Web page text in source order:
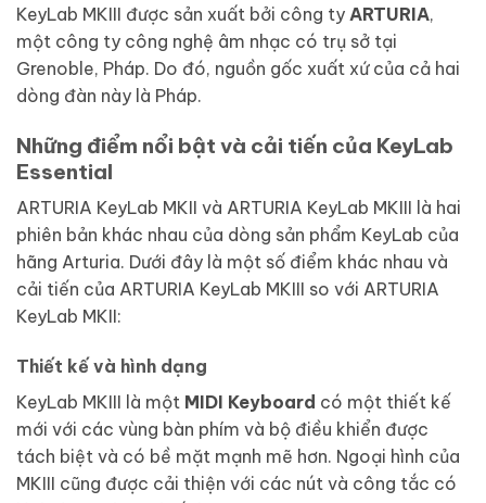
KeyLab MKIII được sản xuất bởi công ty ARTURIA,
một công ty công nghệ âm nhạc có trụ sở tại
Grenoble, Pháp. Do đó, nguồn gốc xuất xứ của cả hai
dòng đàn này là Pháp.
Những điểm nổi bật và cải tiến của KeyLab
Essential
ARTURIA KeyLab MKII và ARTURIA KeyLab MKIII là hai
phiên bản khác nhau của dòng sản phẩm KeyLab của
hãng Arturia. Dưới đây là một số điểm khác nhau và
cải tiến của ARTURIA KeyLab MKIII so với ARTURIA
KeyLab MKII:
Thiết kế và hình dạng
KeyLab MKIII là một MIDI Keyboard có một thiết kế
mới với các vùng bàn phím và bộ điều khiển được
tách biệt và có bề mặt mạnh mẽ hơn. Ngoại hình của
MKIII cũng được cải thiện với các nút và công tắc có